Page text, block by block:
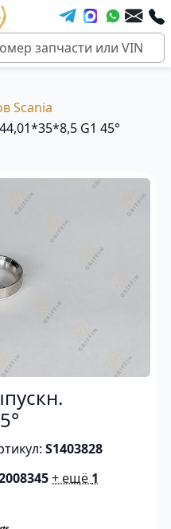
Scania
G1 45°
S1403828
+ ещё 1